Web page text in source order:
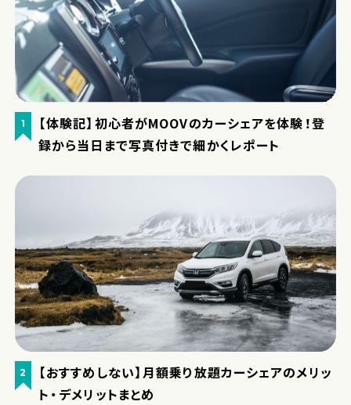
1
【体験記】初心者がMOOVのカーシェアを体験！登
録から当日まで写真付きで細かくレポート
2
【おすすめしない】月額乗り放題カーシェアのメリッ
ト・デメリットまとめ